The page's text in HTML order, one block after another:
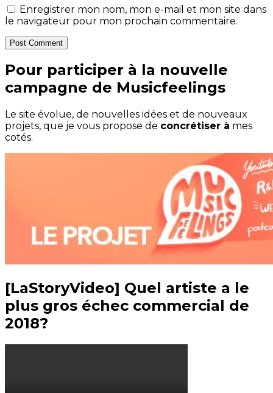
Enregistrer mon nom, mon e-mail et mon site dans
le navigateur pour mon prochain commentaire.
Post Comment
Pour participer à la nouvelle
campagne de Musicfeelings
Le site évolue, de nouvelles idées et de nouveaux
projets, que je vous propose de concrétiser à mes
cotés.
[LaStoryVideo] Quel artiste a le
plus gros échec commercial de
2018?